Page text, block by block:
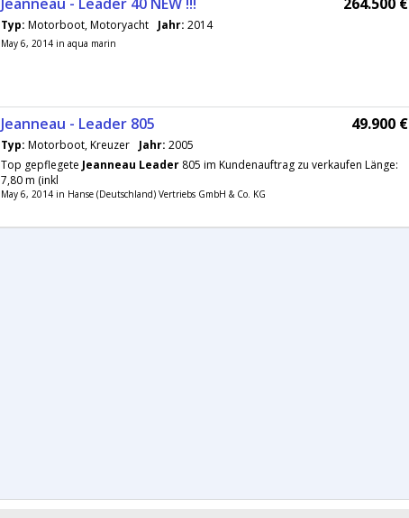
Typ: Motorboot, Motoryacht Jahr: 2014
May 6, 2014 in aqua marin
Jeanneau - Leader 805 49.900 €
Typ: Motorboot, Kreuzer Jahr: 2005
Top gepflegete Jeanneau Leader 805 im Kundenauftrag zu verkaufen Länge:
7,80 m (inkl
May 6, 2014 in Hanse (Deutschland) Vertriebs GmbH & Co. KG